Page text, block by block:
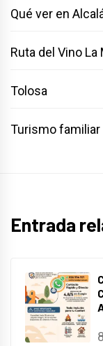
Qué ver en
Ruta del Vino La
Tolosa
Turismo familiar
Entrada